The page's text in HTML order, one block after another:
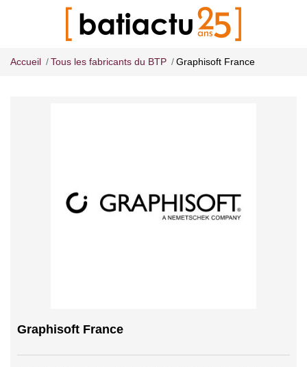
Accueil Tous les fabricants du BTP Graphisoft France
Graphisoft France